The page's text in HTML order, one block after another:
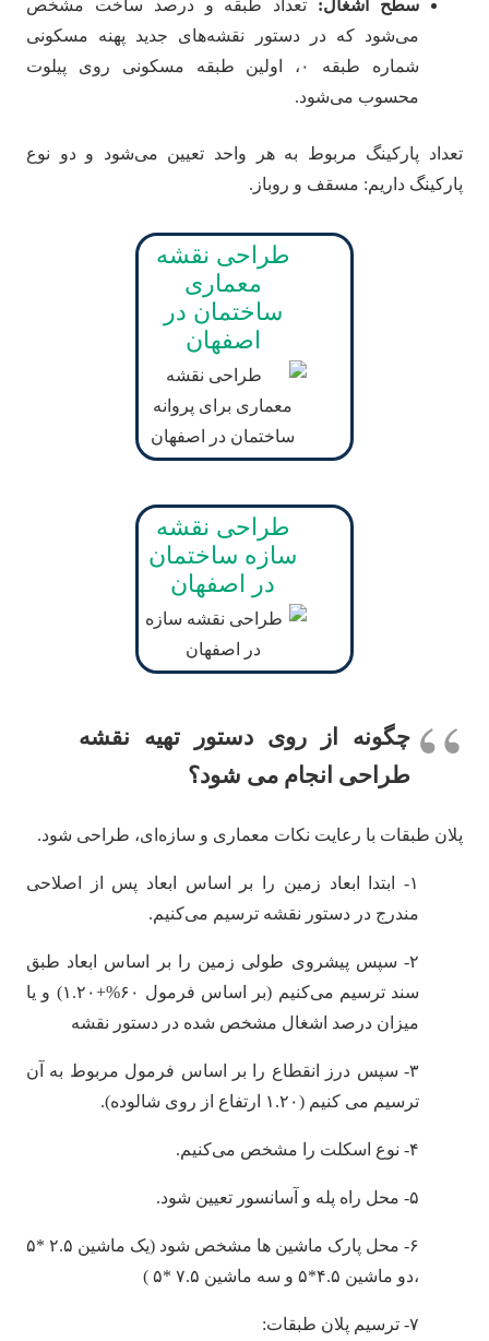
سطح اشغال: تعداد طبقه و درصد ساخت مشخص
می‌شود که در دستور نقشه‌های جدید پهنه مسکونی
شماره طبقه ۰، اولین طبقه مسکونی روی پیلوت
محسوب می‌شود.
تعداد پارکینگ مربوط به هر واحد تعیین می‌شود و دو نوع
پارکینگ داریم: مسقف و روباز.
طراحی نقشه
معماری
ساختمان در
اصفهان
طراحی نقشه
سازه ساختمان
در اصفهان
چگونه از روی دستور تهیه نقشه
طراحی انجام می شود؟
پلان طبقات با رعایت نکات معماری و سازه‌ای، طراحی شود.
۱- ابتدا ابعاد زمین را بر اساس ابعاد پس از اصلاحی
مندرج در دستور نقشه ترسیم می‌کنیم.
۲- سپس پیشروی طولی زمین را بر اساس ابعاد طبق
سند ترسیم می‌کنیم (بر اساس فرمول ۶۰%+۱.۲۰) و یا
میزان درصد اشغال مشخص شده در دستور نقشه
۳- سپس درز انقطاع را بر اساس فرمول مربوط به آن
ترسیم می کنیم (۱.۲۰ ارتفاع از روی شالوده).
۴- نوع اسکلت را مشخص می‌کنیم.
۵- محل راه پله و آسانسور تعیین شود.
۶- محل پارک ماشین ها مشخص شود (یک ماشین ۲.۵ *۵
،دو ماشین ۴.۵*۵ و سه ماشین ۷.۵ *۵ )
۷- ترسیم پلان طبقات: